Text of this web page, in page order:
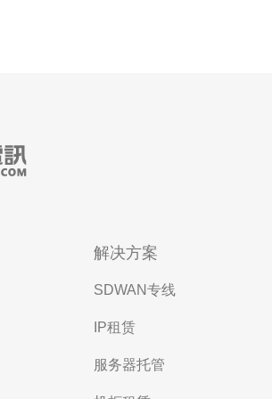
解决方案
SDWAN专线
IP租赁
服务器托管